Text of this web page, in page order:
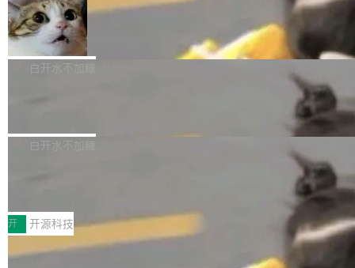
bet、微软以及 Meta 等传统科技巨头相比，Spa
ceXAI的资金消耗速度尤为引人瞩目。然而，支
撑庞大支出的资金来源却呈现出截然不同的面
貌。数据显示，微软和 Meta 主要依托充沛的经
1.2，驱动这个 agent 的新模型。一句话概括：
你可以用 curl -fsSL https://dev.meta.ai/install.
sh | bash 安装一个能在大项目里自动规划、写
代码、验证结果的 AI 终端工具。 据介绍，Muse
个主 agent 循环，外加一组后台 agent。这些后
美团开源 LoHoSearch，用知识图谱校
准 AI 能力认知
机器出题的前提，是让机器拥有全局视野。整个
构建流程可以分为四个环节：建图 → 控制难度
白开水不加糖
库，并将作为transport接入Mooncake TENT。
MPComm将作为一种传输引擎接入Mooncake T
ENT，实现零拷贝传输性能提升30%、非零拷贝
传输性能最高提升5倍。UCL-MPComm底层基
白开水不加糖
型案例入选名单》，深信服“面向企业研发场景的
开源 AI 编程平台 CoStrict 应用”凭借卓越的技术
创新与落地成效成功入选。 全链路私有化部署，
开 开源科技
深信服AI算力网关入选工信部人工智能